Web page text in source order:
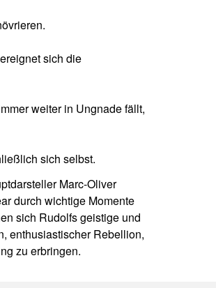
sich die
weiter in Ungnade fällt,
sich selbst.
Marc-Oliver
durch wichtige Momente
sich Rudolfs geistige und
enthusiastischer Rebellion,
zu erbringen.